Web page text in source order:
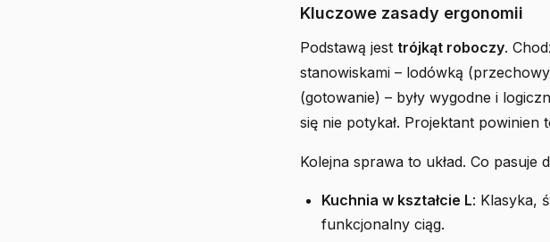
Kluczowe zasady ergonomii
Podstawą jest trójkąt roboczy.
stanowiskami – lodówką
(gotowanie) – były wygodne i
się nie potykał. Projektant
Kolejna sprawa to układ. Co pasuje
Kuchnia w kształcie L: Klasyka,
funkcjonalny ciąg.